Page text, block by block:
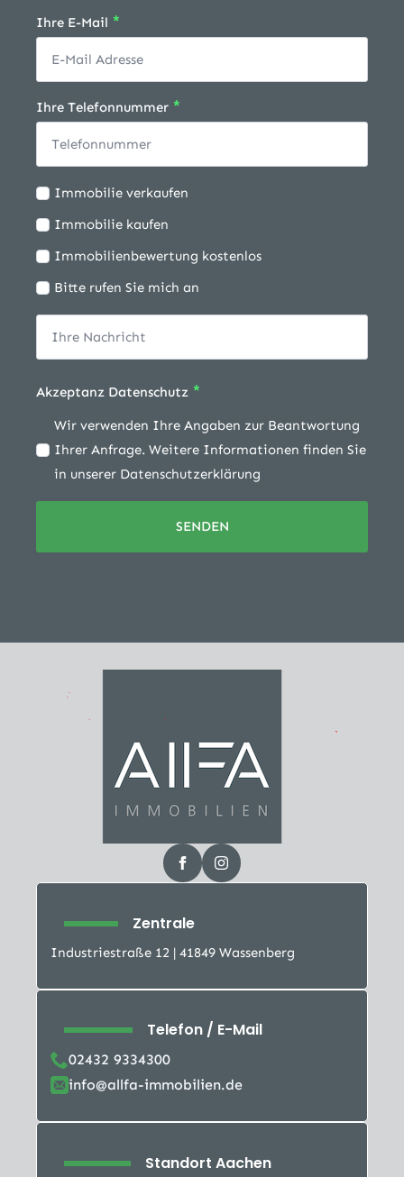
Ihre E-Mail *
Ihre Telefonnummer *
Ich
möchte:
Immobilie verkaufen
Immobilie kaufen
Immobilienbewertung kostenlos
Bitte rufen Sie mich an
Akzeptanz Datenschutz *
Wir verwenden Ihre Angaben zur Beantwortung
Ihrer Anfrage. Weitere Informationen finden Sie
in unserer Datenschutzerklärung
SENDEN
Zentrale
Industriestraße 12 | 41849 Wassenberg
Telefon / E-Mail
02432 9334300
info@allfa-immobilien.de
Standort Aachen